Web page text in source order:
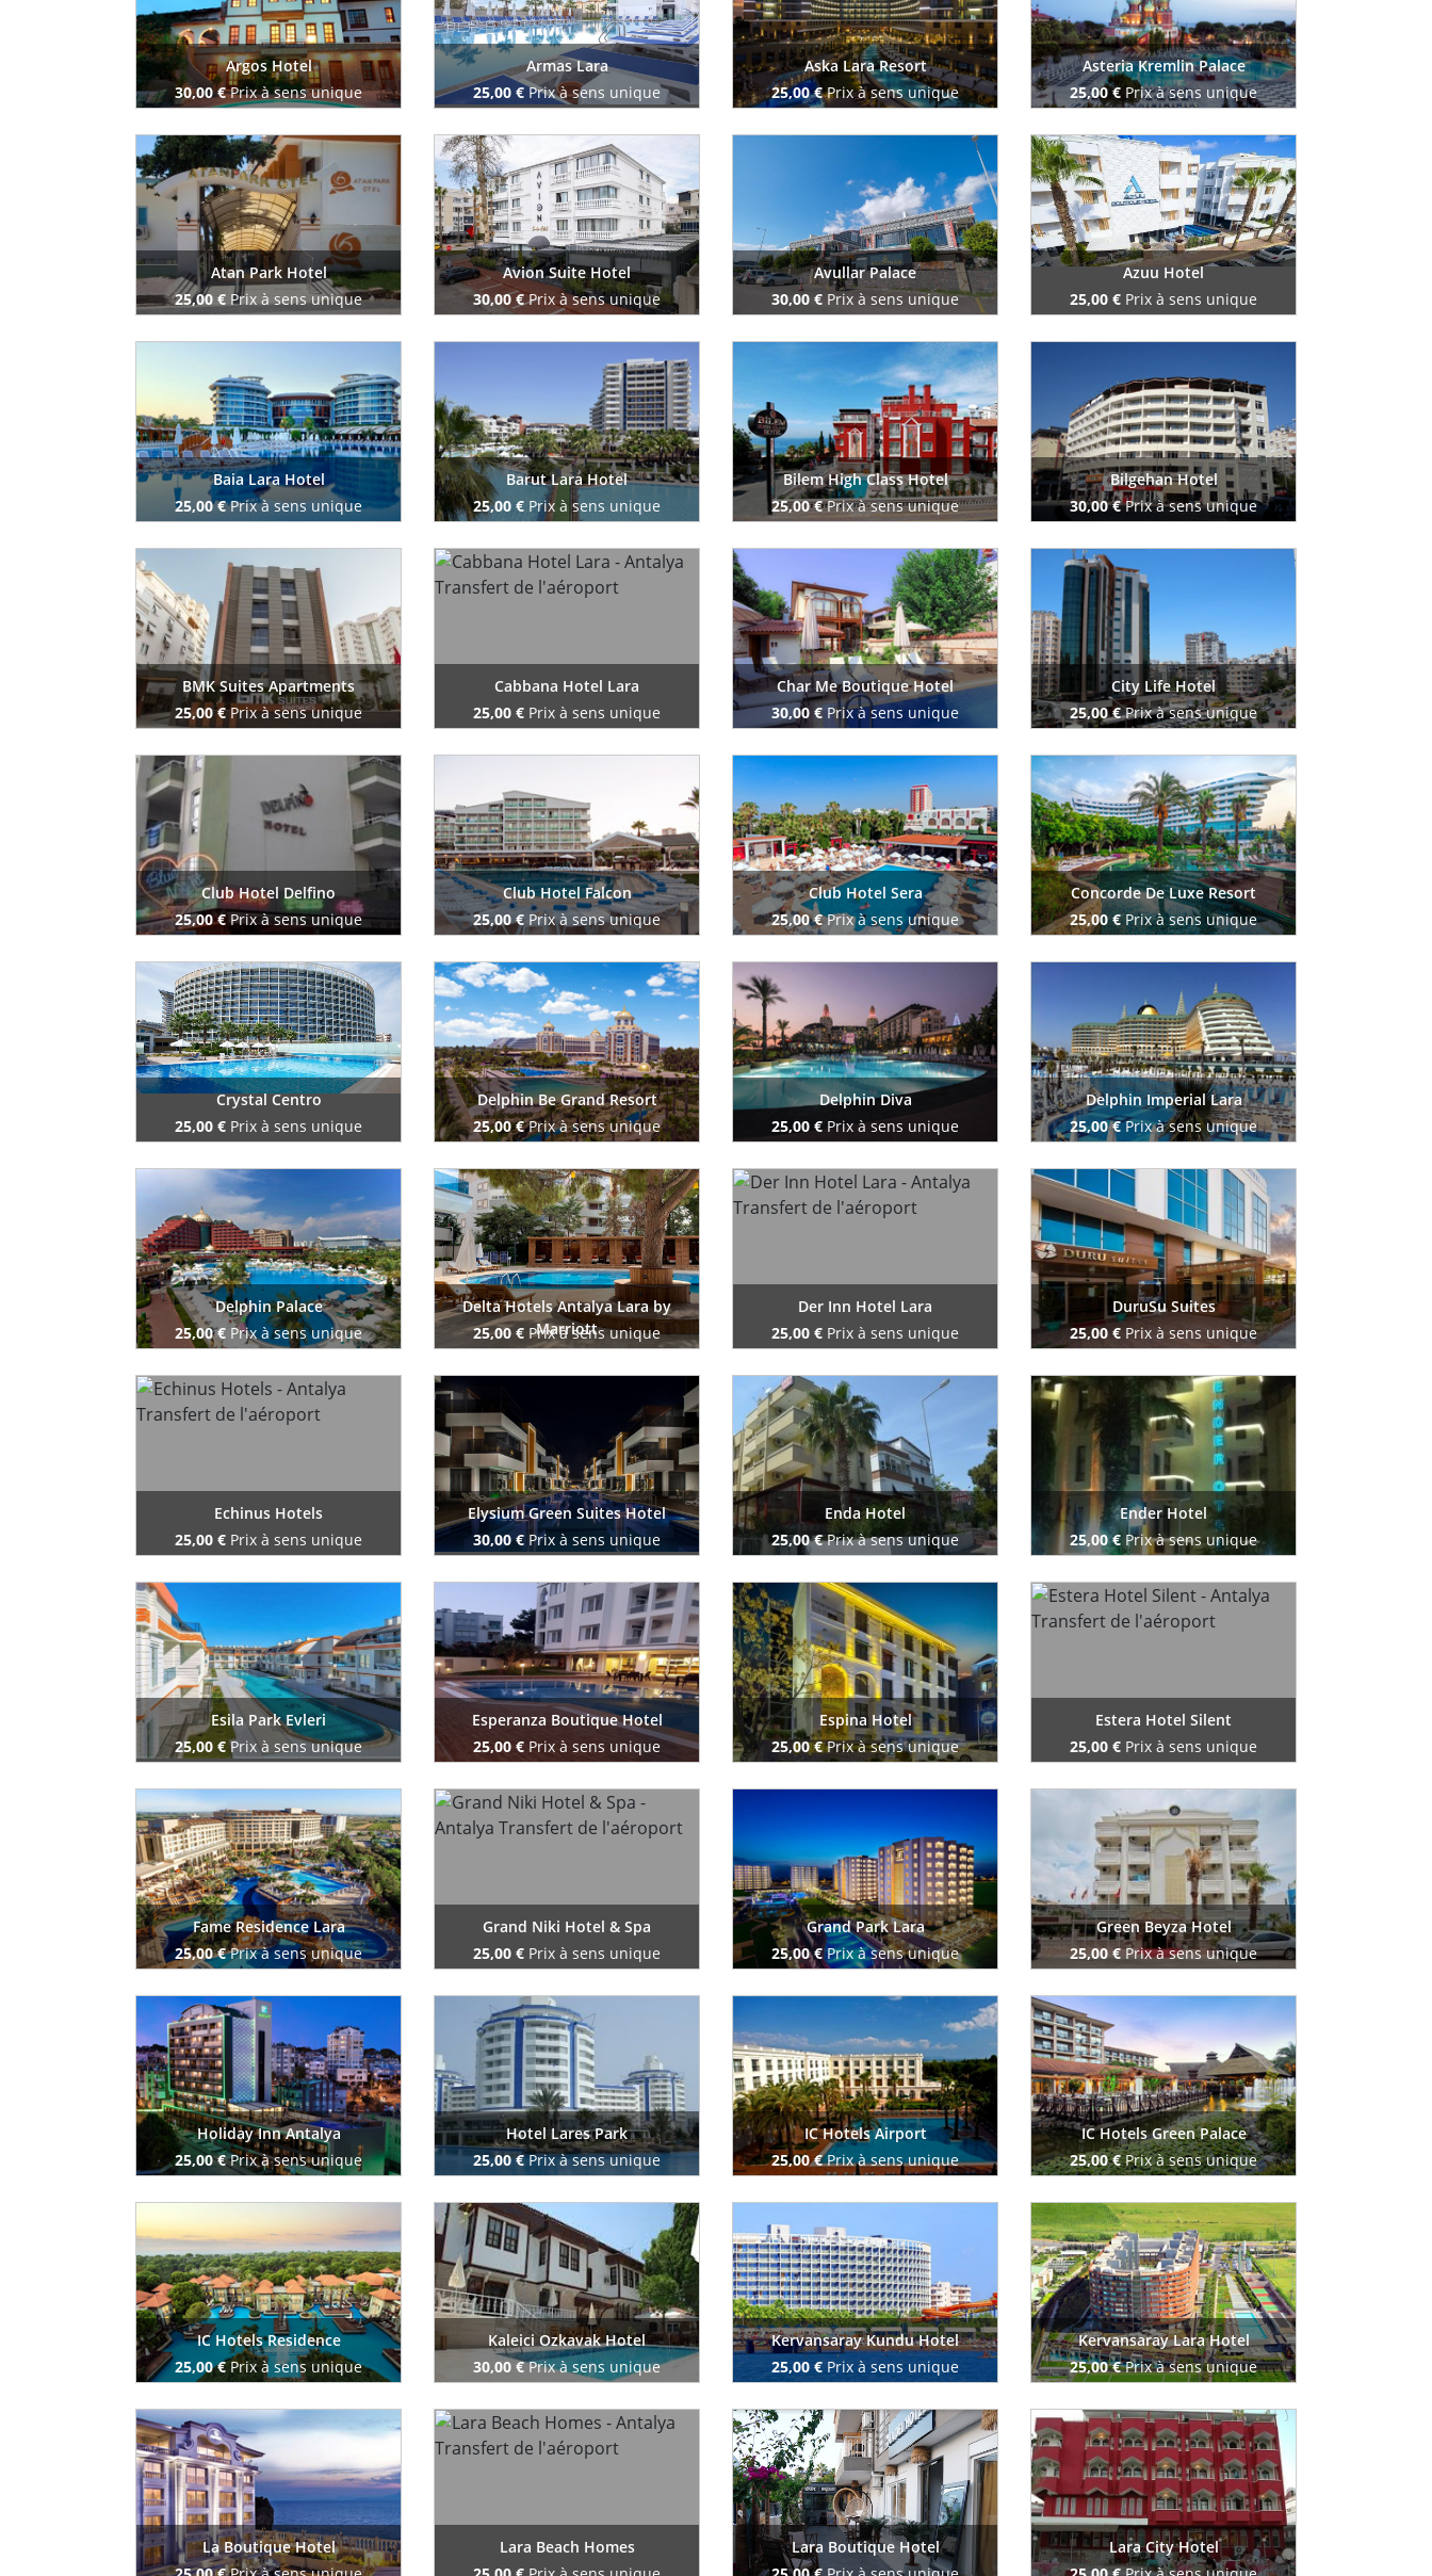
Argos Hotel
30,00 €Prix à sens unique
Reserve maintenant
Armas Lara
25,00 €Prix à sens unique
Reserve maintenant
Aska Lara Resort
25,00 €Prix à sens unique
Asteria Kremlin Palace
25,00 € Prix à sens unique
Reserve maintenant
Atan Park Hotel
25,00 € Prix à sens unique
Avion Suite Hotel
30,00 €Prix à sens unique
Reserve maintenant
Avullar Palace
30,00 € Prix à sens unique
Reserve maintenant
Azuu Hotel
25,00 € Prix à sens unique
Baia Lara Hotel
25,00 €Prix à sens unique
Reserve maintenant
Barut Lara Hotel
25,00 € Prix à sens unique
Reserve maintenant
Bilem High Class Hotel
25,00 €Prix à sens unique
Reserve maintenant
Bilgehan Hotel
30,00 €Prix à sens unique
Reserve maintenant
BMK Suites Apartments
25,00 €Prix à sens unique
Reserve maintenant
Cabbana Hotel Lara
25,00 € Prix à sens unique
Char Me Boutique Hotel
30,00 € Prix à sens unique
Reserve maintenant
City Life Hotel
25,00 €Prix à sens unique
Reserve maintenant
Club Hotel Delfino
25,00 €Prix à sens unique
Reserve maintenant
Club Hotel Falcon
25,00 € Prix à sens unique
Reserve maintenant
Club Hotel Sera
25,00 €Prix à sens unique
Concorde De Luxe Resort
25,00 €Prix à sens unique
Crystal Centro
25,00 € Prix à sens unique
Reserve maintenant
Delphin Be Grand Resort
25,00 €Prix à sens unique
Reserve maintenant
Delphin Diva
25,00 € Prix à sens unique
Reserve maintenant
Delphin Imperial Lara
25,00 €Prix à sens unique
Reserve maintenant
Delphin Palace
25,00 € Prix à sens unique
Reserve maintenant
Delta Hotels Antalya Lara by
Marriott
25,00 € Prix à sens unique
Der Inn Hotel Lara
25,00 € Prix à sens unique
Reserve maintenant
DuruSu Suites
25,00 € Prix à sens unique
Reserve maintenant
Echinus Hotels
25,00 € Prix à sens unique
Elysium Green Suites Hotel
30,00 € Prix à sens unique
Reserve maintenant
Enda Hotel
25,00 €Prix à sens unique
Reserve maintenant
Ender Hotel
25,00 € Prix à sens unique
Reserve maintenant
Esila Park Evleri
25,00 €Prix à sens unique
Reserve maintenant
Esperanza Boutique Hotel
25,00 € Prix à sens unique
Reserve maintenant
Espina Hotel
25,00 €Prix à sens unique
Estera Hotel Silent
25,00 € Prix à sens unique
Reserve maintenant
Fame Residence Lara
25,00 €Prix à sens unique
Reserve maintenant
Grand Niki Hotel & Spa
25,00 € Prix à sens unique
Reserve maintenant
Grand Park Lara
25,00 €Prix à sens unique
Reserve maintenant
Green Beyza Hotel
25,00 €Prix à sens unique
Reserve maintenant
Holiday Inn Antalya
25,00 €Prix à sens unique
Hotel Lares Park
25,00 €Prix à sens unique
Reserve maintenant
IC Hotels Airport
25,00 €Prix à sens unique
IC Hotels Green Palace
25,00 €Prix à sens unique
Reserve maintenant
IC Hotels Residence
25,00 €Prix à sens unique
Reserve maintenant
Kaleici Ozkavak Hotel
30,00 €Prix à sens unique
Reserve maintenant
Kervansaray Kundu Hotel
25,00 € Prix à sens unique
Reserve maintenant
Kervansaray Lara Hotel
25,00 €Prix à sens unique
Reserve maintenant
La Boutique Hotel
Lara Beach Homes
Lara Boutique Hotel
Lara City Hotel